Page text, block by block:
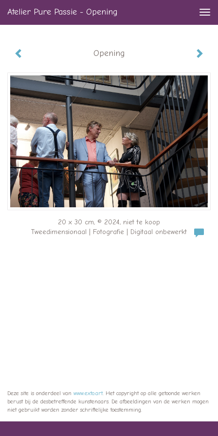
Atelier Pure Passie - Opening
Opening
20 x 30 cm, © 2024, niet te koop
Tweedimensionaal | Fotografie | Digitaal onbewerkt
Deze site is onderdeel van www.exto.art. Het copyright op alle getoonde werken
berust bij de desbetreffende kunstenaars. De afbeeldingen van de werken mogen
niet gebruikt worden zonder schriftelijke toestemming.